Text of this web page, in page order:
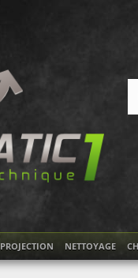
PROJECTION NETTOYAGE